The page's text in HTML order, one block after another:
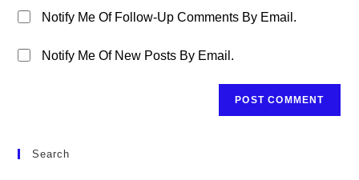
Notify Me Of Follow-Up Comments By Email.
Notify Me Of New Posts By Email.
Search